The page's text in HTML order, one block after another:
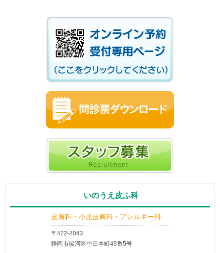
いのうえ皮ふ科
皮膚科・小児皮膚科・アレルギー科
〒422-8043
静岡市駿河区中田本町49番5号